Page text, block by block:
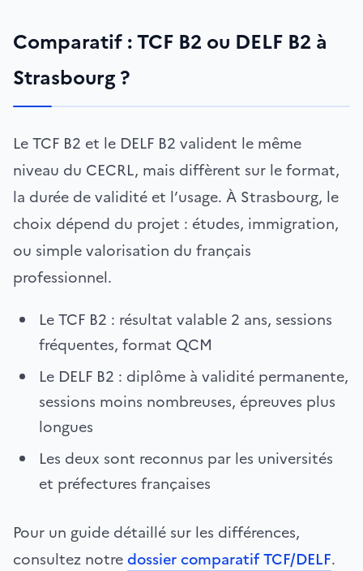
Comparatif : TCF B2 ou DELF B2 à
Strasbourg ?
Le TCF B2 et le DELF B2 valident le même
niveau du CECRL, mais diffèrent sur le format,
la durée de validité et l’usage. À Strasbourg, le
choix dépend du projet : études, immigration,
ou simple valorisation du français
professionnel.
Le TCF B2 : résultat valable 2 ans, sessions
fréquentes, format QCM
Le DELF B2 : diplôme à validité permanente,
sessions moins nombreuses, épreuves plus
longues
Les deux sont reconnus par les universités
et préfectures françaises
Pour un guide détaillé sur les différences,
consultez notredossier comparatif TCF/DELF.